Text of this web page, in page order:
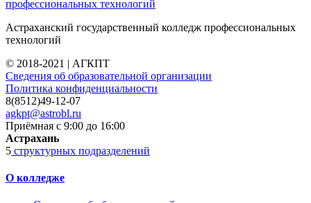
Астраханский государственный колледж профессиональных
технологий
© 2018-2021 | АГКПТ
Сведения об образовательной организации
Политика конфиденциальности
8(8512)49-12-07
agkpt@astrobl.ru
Приёмная с 9:00 до 16:00
Астрахань
5 структурных подразделений
О колледже